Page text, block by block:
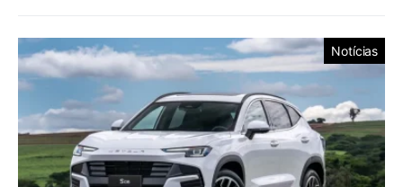
Notícias